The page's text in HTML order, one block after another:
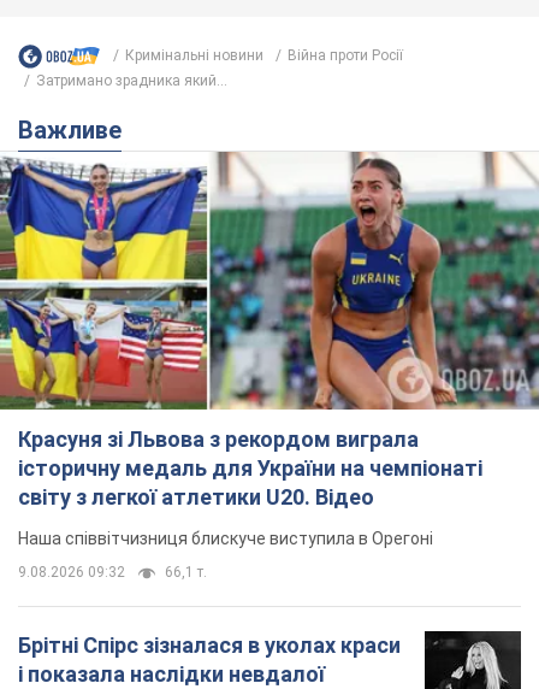
Кримінальні новини
Війна проти Росії
Затримано зрадника який...
Важливе
Красуня зі Львова з рекордом виграла
історичну медаль для України на чемпіонаті
світу з легкої атлетики U20. Відео
Наша співвітчизниця блискуче виступила в Орегоні
9.08.2026 09:32 66,1 т.
Брітні Спірс зізналася в уколах краси
і показала наслідки невдалої